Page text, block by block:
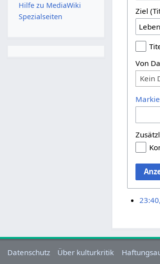
Ziel
Von
Kein
Hilfe zu MediaWiki
Spezialseiten
Datenschutz Über kulturkritik